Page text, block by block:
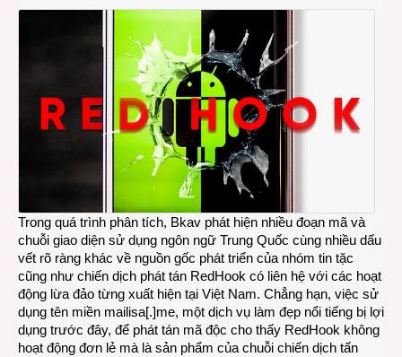
Trong quá trình phân tích, Bkav phát hiện nhiều đoạn mã và
chuỗi giao diện sử dụng ngôn ngữ Trung Quốc cùng nhiều dấu
vết rõ ràng khác về nguồn gốc phát triển của nhóm tin tặc
cũng như chiến dịch phát tán RedHook có liên hệ với các hoạt
động lừa đảo từng xuất hiện tại Việt Nam. Chẳng hạn, việc sử
dụng tên miền mailisa[.]me, một dịch vụ làm đẹp nổi tiếng bị lợi
dụng trước đây, để phát tán mã độc cho thấy RedHook không
hoạt động đơn lẻ mà là sản phẩm của chuỗi chiến dịch tấn